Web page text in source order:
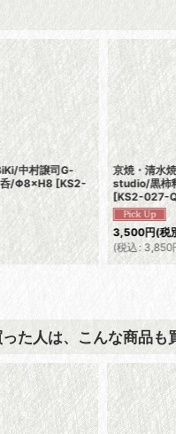
中村譲司G-
/Φ8×H8 [KS2-
京焼・清水
studio/黒柿
[KS2-027-
3,500円(税
(税込: 3,850
た人は、こんな商品も